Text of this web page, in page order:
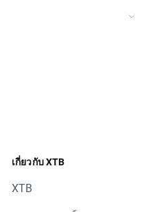
เกี่ยวกับ XTB
XTB